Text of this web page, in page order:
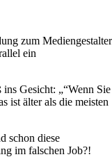
zum Mediengestalter
ein
Gesicht: „“Wenn Sie
ist älter als die meisten
schon diese
im falschen Job?!